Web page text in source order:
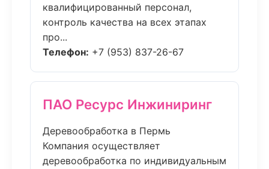
квалифицированный персонал,
контроль качества на всех этапах
про...
Телефон: +7 (953) 837-26-67
ПАО Ресурс Инжиниринг
Деревообработка в Пермь
Компания осуществляет
деревообработка по индивидуальным